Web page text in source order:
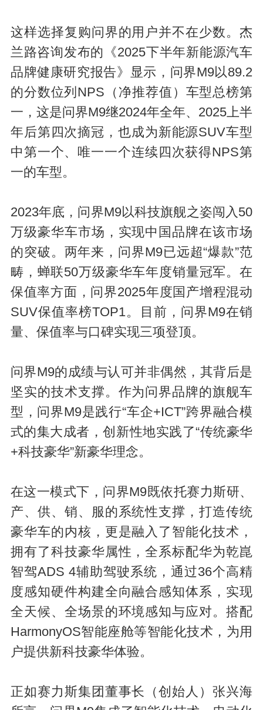
这样选择复购问界的用户并不在少数。杰
兰路咨询发布的《2025下半年新能源汽车
品牌健康研究报告》显示，问界M9以89.2
的分数位列NPS（净推荐值）车型总榜第
一，这是问界M9继2024年全年、2025上半
年后第四次摘冠，也成为新能源SUV车型
中第一个、唯一一个连续四次获得NPS第
一的车型。
2023年底，问界M9以科技旗舰之姿闯入50
万级豪华车市场，实现中国品牌在该市场
的突破。两年来，问界M9已远超“爆款”范
畴，蝉联50万级豪华车年度销量冠军。在
保值率方面，问界2025年度国产增程混动
SUV保值率榜TOP1。目前，问界M9在销
量、保值率与口碑实现三项登顶。
问界M9的成绩与认可并非偶然，其背后是
坚实的技术支撑。作为问界品牌的旗舰车
型，问界M9是践行“车企+ICT”跨界融合模
式的集大成者，创新性地实践了“传统豪华
+科技豪华”新豪华理念。
在这一模式下，问界M9既依托赛力斯研、
产、供、销、服的系统性支撑，打造传统
豪华车的内核，更是融入了智能化技术，
拥有了科技豪华属性，全系标配华为乾崑
智驾ADS 4辅助驾驶系统，通过36个高精
度感知硬件构建全向融合感知体系，实现
全天候、全场景的环境感知与应对。搭配
HarmonyOS智能座舱等智能化技术，为用
户提供新科技豪华体验。
正如赛力斯集团董事长（创始人）张兴海